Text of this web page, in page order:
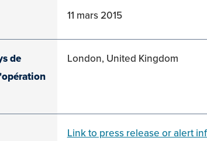
11 mars 2015
de
London, United Kingdom
Link to press release or alert